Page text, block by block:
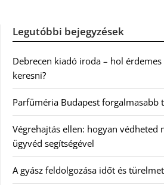
Legutóbbi bejegyzések
Debrecen kiadó iroda – hol
keresni?
Parfüméria Budapest forgalmasabb
Végrehajtás ellen: hogyan védheted
ügyvéd segítségével
A gyász feldolgozása időt és